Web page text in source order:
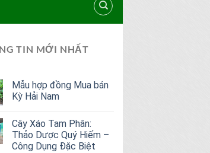
TIN MỚI NHẤT
Mẫu hợp đồng Mua bán
Kỳ Hải Nam
Cây Xáo Tam Phân:
Thảo Dược Quý Hiếm –
Công Dụng Đặc Biệt